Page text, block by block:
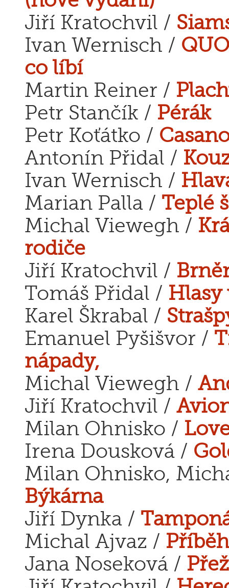
Jiří Kratochvil /
Ivan Wernisch /
co líbí
Martin Reiner /
Petr Stančík / Pérák
Petr Koťátko /
Antonín Přidal /
Ivan Wernisch /
Marian Palla / Teplé
Michal Viewegh /
rodiče
Jiří Kratochvil /
Tomáš Přidal / Hlasy
Karel Škrabal /
Emanuel Pyšišvor /
nápady,
Michal Viewegh /
Jiří Kratochvil /
Milan Ohnisko /
Irena Dousková /
Milan Ohnisko,
Býkárna
Jiří Dynka /
Michal Ajvaz /
Jana Noseková /